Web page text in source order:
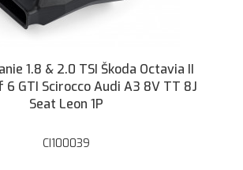
1.8 & 2.0 TSI Škoda Octavia II
6 GTI Scirocco Audi A3 8V TT 8J
Seat Leon 1P
CI100039